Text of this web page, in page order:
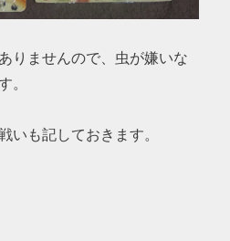
りませんので、虫が嫌いな
。
いも記しておきます。